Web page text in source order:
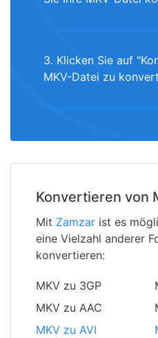
3. Klicken Sie auf
MKV-Datei zu
Konvertieren von
Mit Zamzar ist es
eine Vielzahl anderer
konvertieren:
MKV zu 3GP
MKV zu AAC
MKV zu AVI